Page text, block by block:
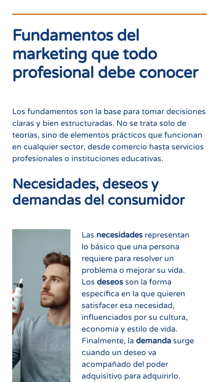
Fundamentos del
marketing que todo
profesional debe conocer
Los fundamentos son la base para tomar decisiones
claras y bien estructuradas. No se trata solo de
teorías, sino de elementos prácticos que funcionan
en cualquier sector, desde comercio hasta servicios
profesionales o instituciones educativas.
Necesidades, deseos y
demandas del consumidor
Las necesidadesrepresentan
lo básico que una persona
requiere para resolver un
problema o mejorar su vida.
Los deseosson la forma
específica en la que quieren
satisfacer esa necesidad,
influenciados por su cultura,
economía y estilo de vida.
Finalmente, la demandasurge
cuando un deseo va
acompañado del poder
adquisitivo para adquirirlo.